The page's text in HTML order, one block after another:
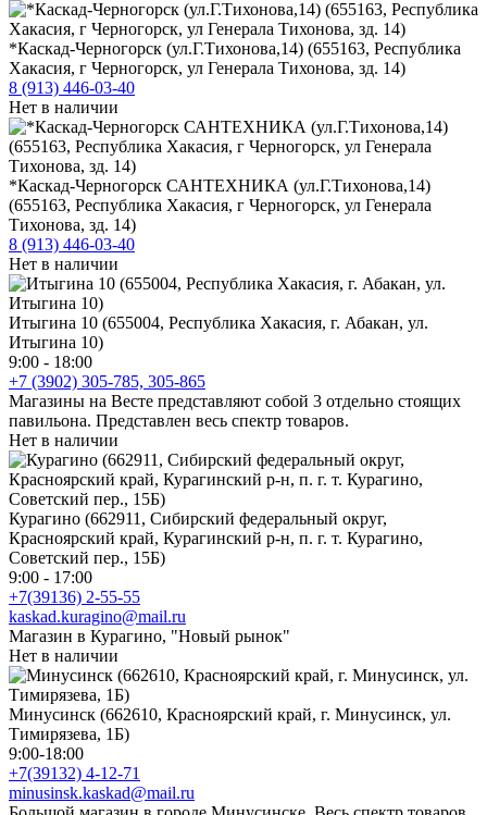
*Каскад-Черногорск (ул.Г.Тихонова,14) (655163, Республика
Хакасия, г Черногорск, ул Генерала Тихонова, зд. 14)
8 (913) 446-03-40
Нет в наличии
*Каскад-Черногорск САНТЕХНИКА (ул.Г.Тихонова,14)
(655163, Республика Хакасия, г Черногорск, ул Генерала
Тихонова, зд. 14)
8 (913) 446-03-40
Нет в наличии
Итыгина 10 (655004, Республика Хакасия, г. Абакан, ул.
Итыгина 10)
9:00 - 18:00
+7 (3902) 305-785, 305-865
Магазины на Весте представляют собой 3 отдельно стоящих
павильона. Представлен весь спектр товаров.
Нет в наличии
Курагино (662911, Сибирский федеральный округ,
Красноярский край, Курагинский р-н, п. г. т. Курагино,
Советский пер., 15Б)
9:00 - 17:00
+7(39136) 2-55-55
kaskad.kuragino@mail.ru
Магазин в Курагино, "Новый рынок"
Нет в наличии
Минусинск (662610, Красноярский край, г. Минусинск, ул.
Тимирязева, 1Б)
9:00-18:00
+7(39132) 4-12-71
minusinsk.kaskad@mail.ru